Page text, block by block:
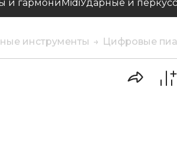
и гармониMidiУдарные и
инструменты Цифровые